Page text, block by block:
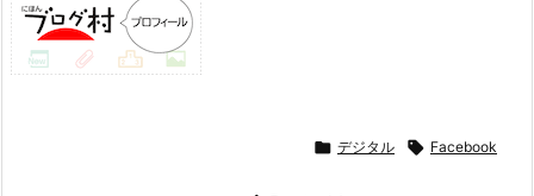
 デジタル  Facebook